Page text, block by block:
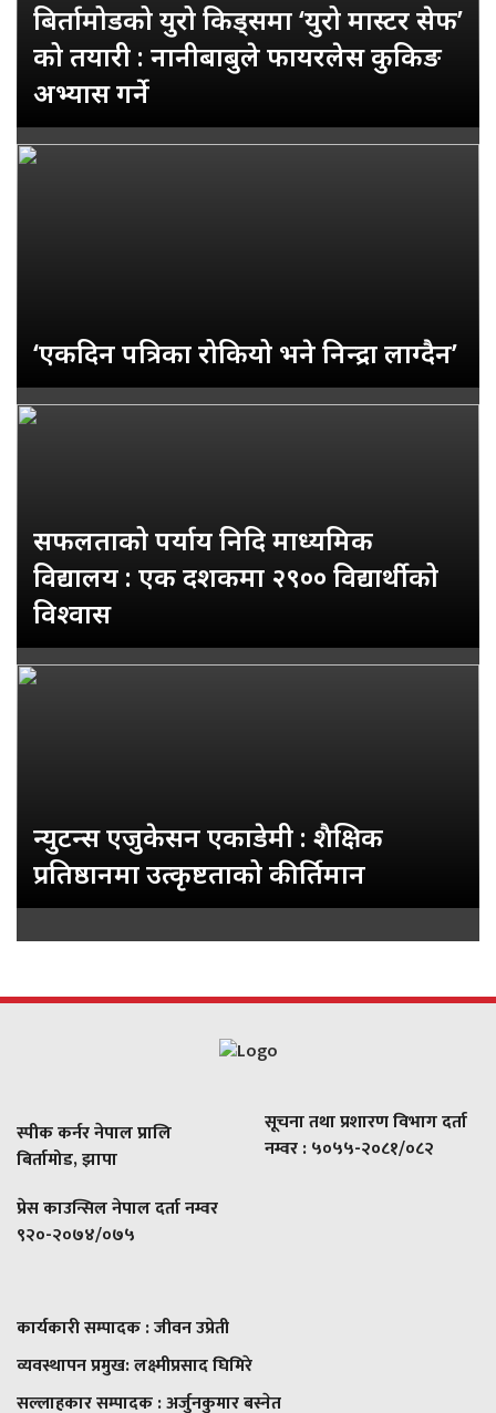
बिर्तामोडको युरो किड्समा ‘युरो मास्टर सेफ’
को तयारी : नानीबाबुले फायरलेस कुकिङ
अभ्यास गर्ने
‘एकदिन पत्रिका रोकियो भने निन्द्रा लाग्दैन’
सफलताको पर्याय निदि माध्यमिक
विद्यालय : एक दशकमा २९०० विद्यार्थीको
विश्वास
न्युटन्स एजुकेसन एकाडेमी : शैक्षिक
प्रतिष्ठानमा उत्कृष्टताको कीर्तिमान
स्पीक कर्नर नेपाल प्रालि
बिर्तामोड, झापा
प्रेस काउन्सिल नेपाल दर्ता नम्वर
९२०-२०७४/०७५
सूचना तथा प्रशारण विभाग दर्ता
नम्वर : ५०५५-२०८१/०८२
कार्यकारी सम्पादक : जीवन उप्रेती
व्यवस्थापन प्रमुख:लक्ष्मीप्रसाद घिमिरे
सल्लाहकार सम्पादक : अर्जुनकुमार बस्नेत